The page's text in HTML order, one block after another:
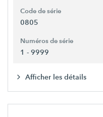
Code de série
0805
Numéros de série
1 - 9999
Afficher les détails